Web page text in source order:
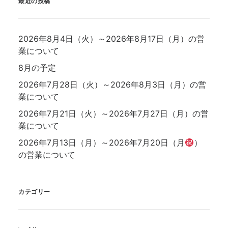
2026年8月4日（火）～2026年8月17日（月）の営
業について
8月の予定
2026年7月28日（火）～2026年8月3日（月）の営
業について
2026年7月21日（火）～2026年7月27日（月）の営
業について
2026年7月13日（月）～2026年7月20日（月
）
の営業について
カテゴリー